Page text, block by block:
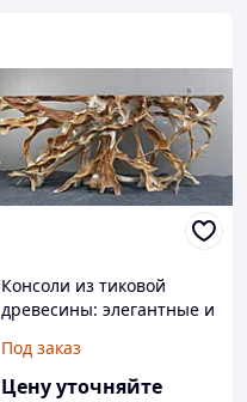
Консоли из тиковой
древесины: элегантные и
добавляющие роскошь и
стиль в любой интерьер
Под заказ
Цену уточняйте